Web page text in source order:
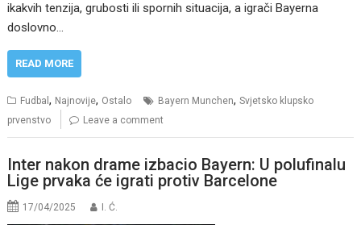
ikakvih tenzija, grubosti ili spornih situacija, a igrači Bayerna
doslovno…
READ MORE
Fudbal, Najnovije, Ostalo Bayern Munchen,Svjetsko klupsko
prvenstvo
Leave a comment
Inter nakon drame izbacio Bayern: U polufinalu
Lige prvaka će igrati protiv Barcelone
17/04/2025 I. Ć.